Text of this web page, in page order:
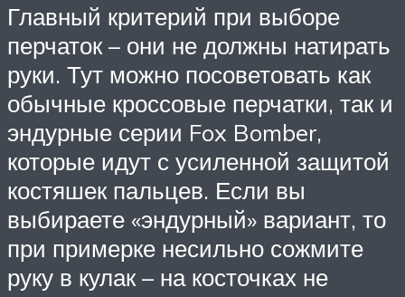
Главный критерий при выборе
перчаток – они не должны натирать
руки. Тут можно посоветовать как
обычные кроссовые перчатки, так и
эндурные серии Fox Bomber,
которые идут с усиленной защитой
костяшек пальцев. Если вы
выбираете «эндурный» вариант, то
при примерке несильно сожмите
руку в кулак – на косточках не